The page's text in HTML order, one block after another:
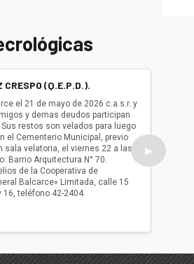
CRESPO (Q.E.P.D.).
el 21 de mayo de 2026 c.a.s.r. y
y demas deudos participan
restos son velados para luego
el Cementerio Municipal, previo
sala velatoria, el viernes 22 a las
Barrio Arquitectura N° 70.
de la Cooperativa de
Balcarce» Limitada, calle 15
16, teléfono 42-2404.
ser
oficio
▶